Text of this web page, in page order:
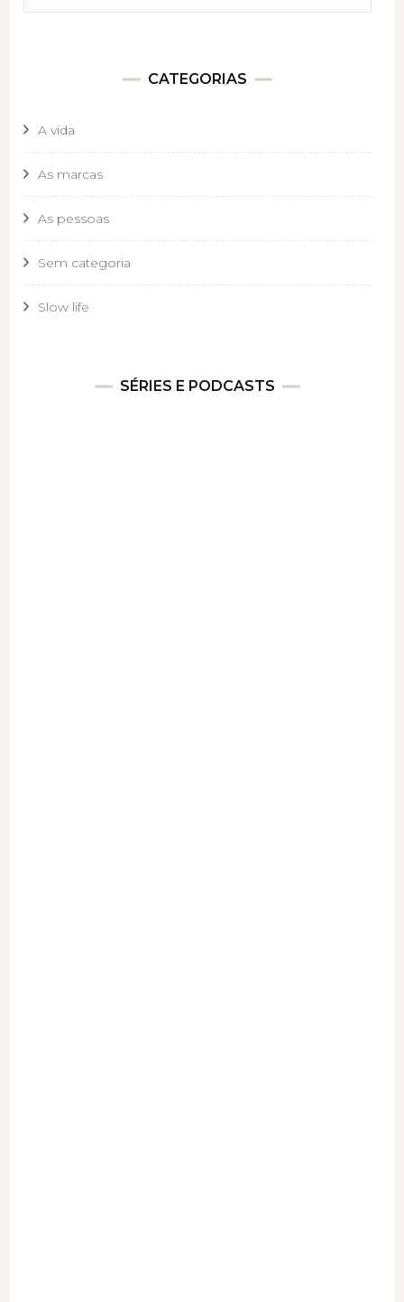
CATEGORIAS
A vida
As marcas
As pessoas
Sem categoria
Slow life
SÉRIES E PODCASTS